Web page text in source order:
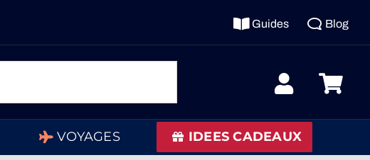
Guides Blog
VOYAGES IDEES CADEAUX